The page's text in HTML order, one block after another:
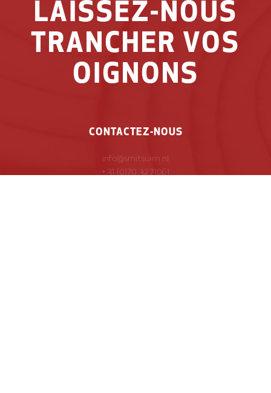
LAISSEZ-NOUS
TRANCHER VOS
OIGNONS
CONTACTEZ-NOUS
info@smitsuien.nl
+31 (0)70 3271061